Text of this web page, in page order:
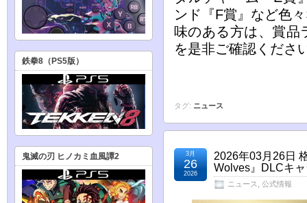
ンド『F賞』など色
味のある方は、賞品
を是非ご確認くださ
タグ: ニュース
2026年03月26日
Wolves』DLCキ
ニュース 公式情報
3月
26
2026
鉄拳8（PS5版）
鬼滅の刃 ヒノカミ血風譚2